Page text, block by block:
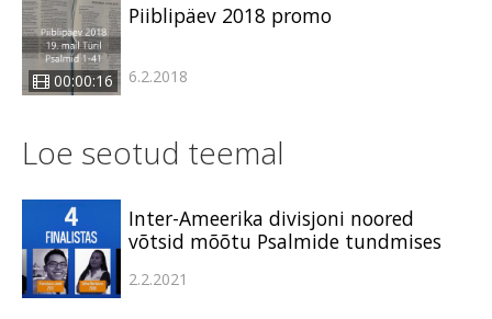
00:00:16
Piiblipäev 2018 promo
6.2.2018
Loe seotud teemal
Inter-Ameerika divisjoni noored
võtsid mõõtu Psalmide tundmises
2.2.2021